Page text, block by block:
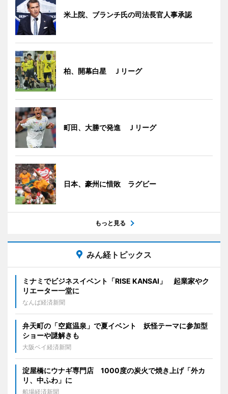
米上院、ブランチ氏の司法長官人事承認
柏、開幕白星 Ｊリーグ
町田、大勝で発進 Ｊリーグ
日本、豪州に惜敗 ラグビー
もっと見る
みん経トピックス
ミナミでビジネスイベント「RISE KANSAI」 起業家やク
リエーター一堂に
なんば経済新聞
弁天町の「空庭温泉」で夏イベント 妖怪テーマに参加型
ショーや謎解きも
大阪ベイ経済新聞
淀屋橋にウナギ専門店 1000度の炭火で焼き上げ「外カ
リ、中ふわ」に
船場経済新聞